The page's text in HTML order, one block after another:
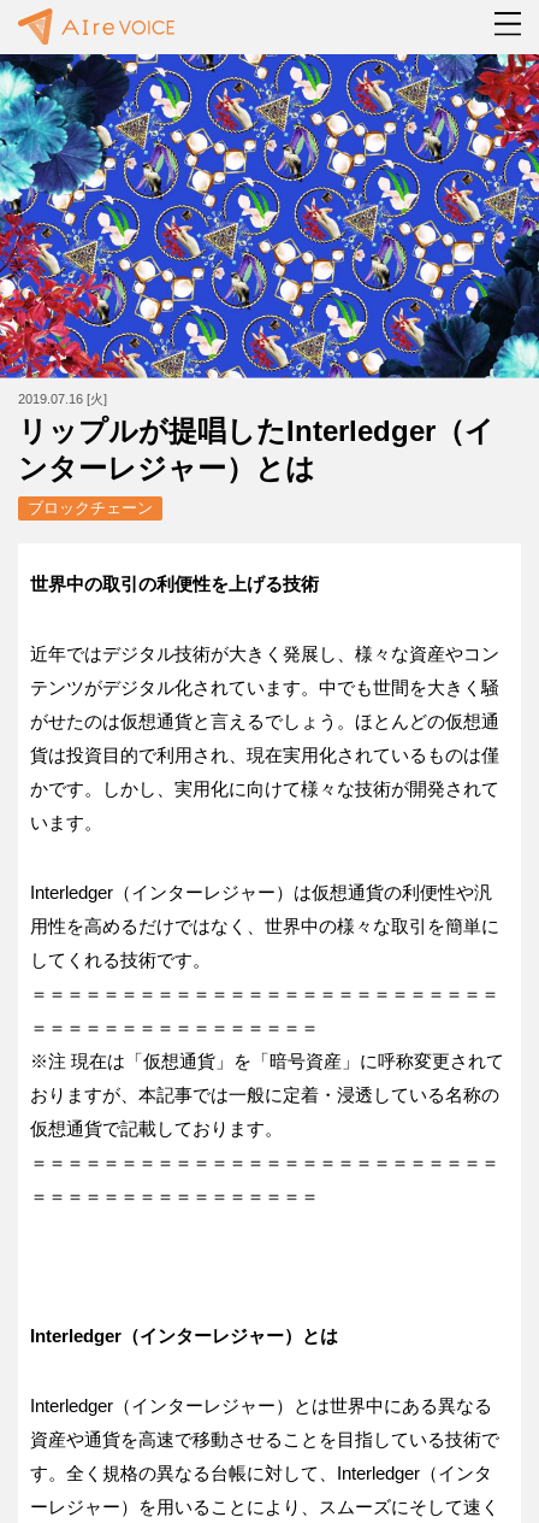
2019.07.16 [火]
リップルが提唱したInterledger（イ
ンターレジャー）とは
ブロックチェーン
世界中の取引の利便性を上げる技術
近年ではデジタル技術が大きく発展し、様々な資産やコン
テンツがデジタル化されています。中でも世間を大きく騒
がせたのは仮想通貨と言えるでしょう。ほとんどの仮想通
貨は投資目的で利用され、現在実用化されているものは僅
かです。しかし、実用化に向けて様々な技術が開発されて
います。
Interledger（インターレジャー）は仮想通貨の利便性や汎
用性を高めるだけではなく、世界中の様々な取引を簡単に
してくれる技術です。
＝＝＝＝＝＝＝＝＝＝＝＝＝＝＝＝＝＝＝＝＝＝＝＝＝＝
＝＝＝＝＝＝＝＝＝＝＝＝＝＝＝＝
※注 現在は「仮想通貨」を「暗号資産」に呼称変更されて
おりますが、本記事では一般に定着・浸透している名称の
仮想通貨で記載しております。
＝＝＝＝＝＝＝＝＝＝＝＝＝＝＝＝＝＝＝＝＝＝＝＝＝＝
＝＝＝＝＝＝＝＝＝＝＝＝＝＝＝＝
Interledger（インターレジャー）とは
Interledger（インターレジャー）とは世界中にある異なる
資産や通貨を高速で移動させることを目指している技術で
す。全く規格の異なる台帳に対して、Interledger（インタ
ーレジャー）を用いることにより、スムーズにそして速く